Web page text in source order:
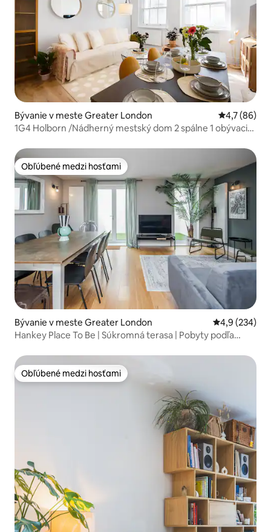
Bývanie v meste Greater London Priemerné
4,7 (86)
1G4 Holborn /Nádherný mestský dom 2 spálne 1 obývacia
Obľúbené medzi hosťami
Obľúbené medzi hosťami
Bývanie v meste Greater London Priemerné
4,9 (234)
Hankey Place To Be | Súkromná terasa | Pobyty podľa
Obľúbené medzi hosťami
Obľúbené medzi hosťami